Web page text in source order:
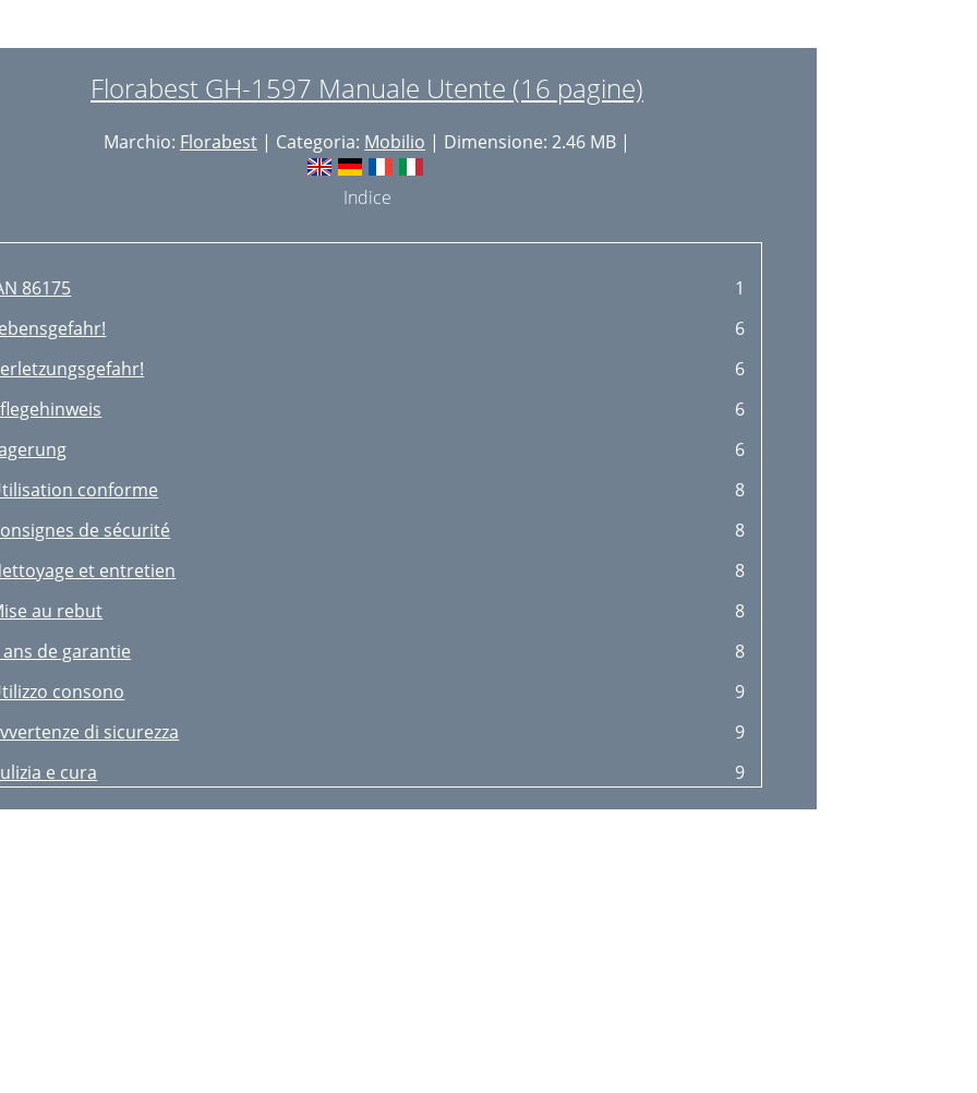
Florabest GH-1597 Manuale Utente (16 pagine)
Marchio: Florabest | Categoria: Mobilio | Dimensione: 2.46 MB |
Indice
86175
1
6
6
6
6
conforme
8
de sécurité
8
et entretien
8
au rebut
8
ans de garantie
8
consono
9
di sicurezza
9
e cura
9
9